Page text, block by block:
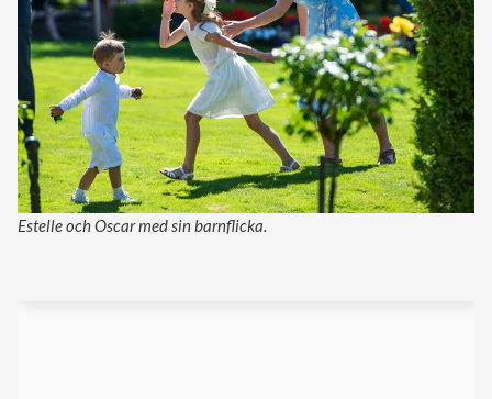
Estelle och Oscar med sin barnflicka.